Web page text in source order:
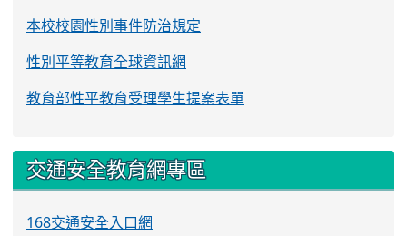
本校校園性別事件防治規定
性別平等教育全球資訊網
教育部性平教育受理學生提案表單
交通安全教育網專區
168交通安全入口網